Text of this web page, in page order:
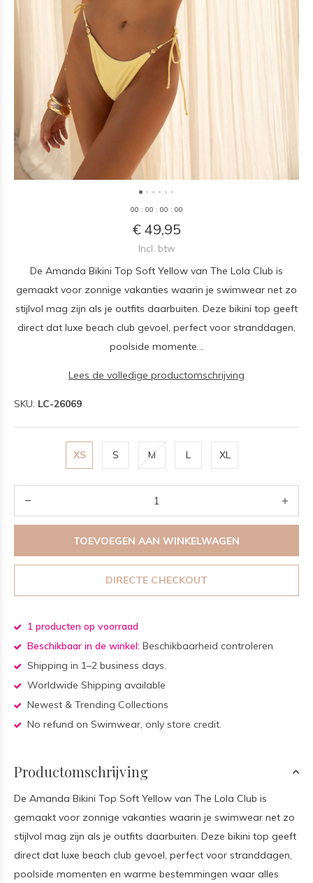
00 : 00 : 00 : 00
€ 49,95
Incl. btw
De Amanda Bikini Top Soft Yellow van The Lola Club is
gemaakt voor zonnige vakanties waarin je swimwear net zo
stijlvol mag zijn als je outfits daarbuiten. Deze bikini top geeft
direct dat luxe beach club gevoel, perfect voor stranddagen,
poolside momente...
Lees de volledige productomschrijving
SKU: LC-26069
XS S M L XL
TOEVOEGEN AAN WINKELWAGEN
DIRECTE CHECKOUT
1 producten op voorraad
Beschikbaar in de winkel: Beschikbaarheid controleren
Shipping in 1–2 business days.
Worldwide Shipping available
Newest & Trending Collections
No refund on Swimwear, only store credit.
Productomschrijving
De Amanda Bikini Top Soft Yellow van The Lola Club is
gemaakt voor zonnige vakanties waarin je swimwear net zo
stijlvol mag zijn als je outfits daarbuiten. Deze bikini top geeft
direct dat luxe beach club gevoel, perfect voor stranddagen,
poolside momenten en warme bestemmingen waar alles